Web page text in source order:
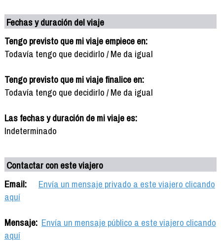
Fechas y duración del viaje
Tengo previsto que mi viaje empiece en:
Todavía tengo que decidirlo / Me da igual
Tengo previsto que mi viaje finalice en:
Todavía tengo que decidirlo / Me da igual
Las fechas y duración de mi viaje es:
Indeterminado
Contactar con este viajero
Email:
Envía un mensaje privado a este viajero clicando
aquí
Mensaje: Envía un mensaje público a este viajero clicando
aquí